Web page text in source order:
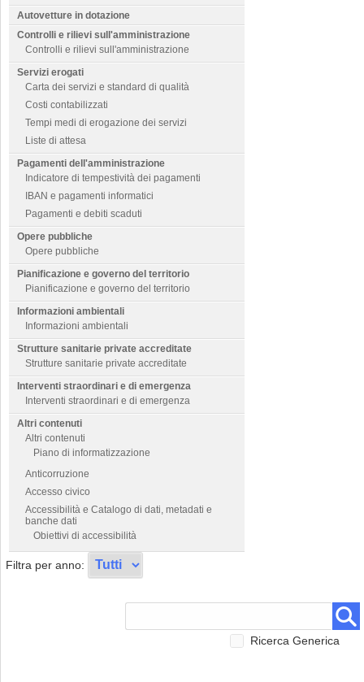
Autovetture in dotazione
Controlli e rilievi sull'amministrazione
Controlli e rilievi sull'amministrazione
Servizi erogati
Carta dei servizi e standard di qualità
Costi contabilizzati
Tempi medi di erogazione dei servizi
Liste di attesa
Pagamenti dell'amministrazione
Indicatore di tempestività dei pagamenti
IBAN e pagamenti informatici
Pagamenti e debiti scaduti
Opere pubbliche
Opere pubbliche
Pianificazione e governo del territorio
Pianificazione e governo del territorio
Informazioni ambientali
Informazioni ambientali
Strutture sanitarie private accreditate
Strutture sanitarie private accreditate
Interventi straordinari e di emergenza
Interventi straordinari e di emergenza
Altri contenuti
Altri contenuti
Piano di informatizzazione
Anticorruzione
Accesso civico
Accessibilità e Catalogo di dati, metadati e
banche dati
Obiettivi di accessibilità
Filtra per anno:
Ricerca Generica